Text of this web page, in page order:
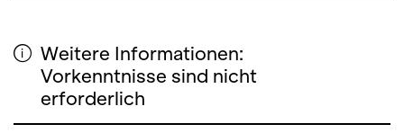
Weitere Informationen:
Vorkenntnisse sind nicht
erforderlich